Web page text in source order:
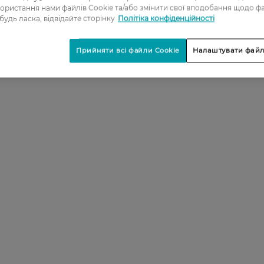
нами файлів Cookie та/або змінити свої вподобання щодо
ласка, відвідайте сторінку Політіка конфіденційності
Налаштувати
Прийняти всі файли Cookie